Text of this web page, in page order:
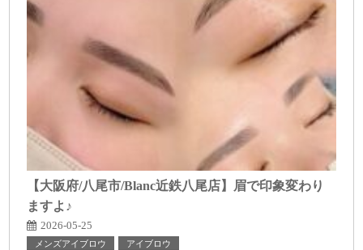
【大阪府/八尾市/Blanc近鉄八尾店】眉で印象変わり
ますよ♪
2026-05-25
メンズアイブロウ アイブロウ